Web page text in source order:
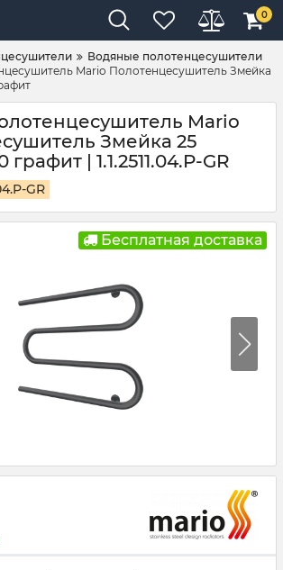
0
Водяные полотенцесушители
Mario Полотенцесушитель Змейка
Mario
Змейка 25
графит | 1.1.2511.04.P-GR
GR
Бесплатная доставка